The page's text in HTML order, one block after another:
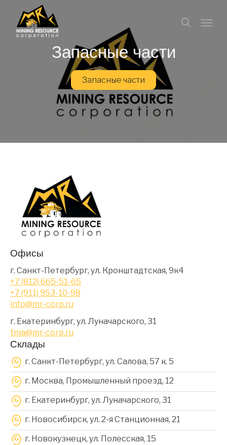
Запасные части
Запасные части
Офисы
г. Санкт-Петербург, ул. Кронштадтская, 9к4
+7 (812) 665-51-65
+7 (911) 953-10-98
info@mr-corp.ru
г. Екатеринбург, ул. Луначарского, 31
tma@mr-corp.ru
Склады
г. Санкт-Петербург, ул. Салова, 57 к. 5
г. Москва, Промышленный проезд, 12
г. Екатеринбург, ул. Луначарского, 31
г. Новосибирск, ул. 2-я Станционная, 21
г. Новокузнецк, ул. Полесская, 15